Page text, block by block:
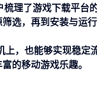
梳理了游戏下载平台
选，再到安装与运
上，也能够实现稳定
的移动游戏乐趣。